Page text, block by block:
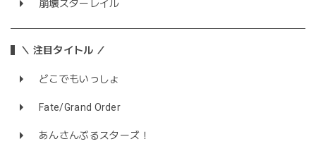
崩壊スターレイル
＼ 注目タイトル ／
どこでもいっしょ
Fate/Grand Order
あんさんぶるスターズ！